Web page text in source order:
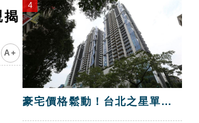
A+
4
豪宅價格鬆動！台北之星單坪